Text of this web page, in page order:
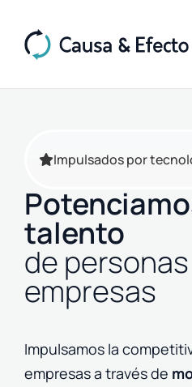
Impulsados por
talento
de
empresas
Impulsamos la
empresas a través de